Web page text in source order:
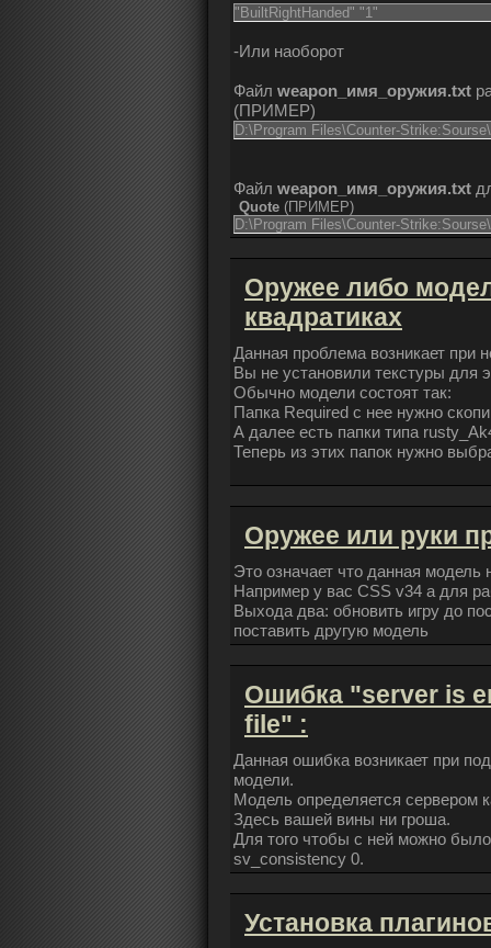
"BuiltRightHanded" "1"
-Или наоборот
Файл weapon_имя_оружия.txt
(ПРИМЕР)
D:\Program Files\Counter-
Файл weapon_имя_оружия.txt
Quote (ПРИМЕР)
D:\Program Files\Counter-
Оружее либо
квадратиках
Данная проблема возникает при
Вы не установили текстуры для
Обычно модели состоят так:
Папка Required с нее нужно
А далее есть папки типа
Теперь из этих папок нужно
Оружее или руки
Это означает что данная
Например у вас CSS v34 а для
Выхода два: обновить игру до
поставить другую модель
Ошибка "server is
file" :
Данная ошибка возникает при
модели.
Модель определяется сервером
Здесь вашей вины ни гроша.
Для того чтобы с ней можно
sv_consistency 0.
Установка